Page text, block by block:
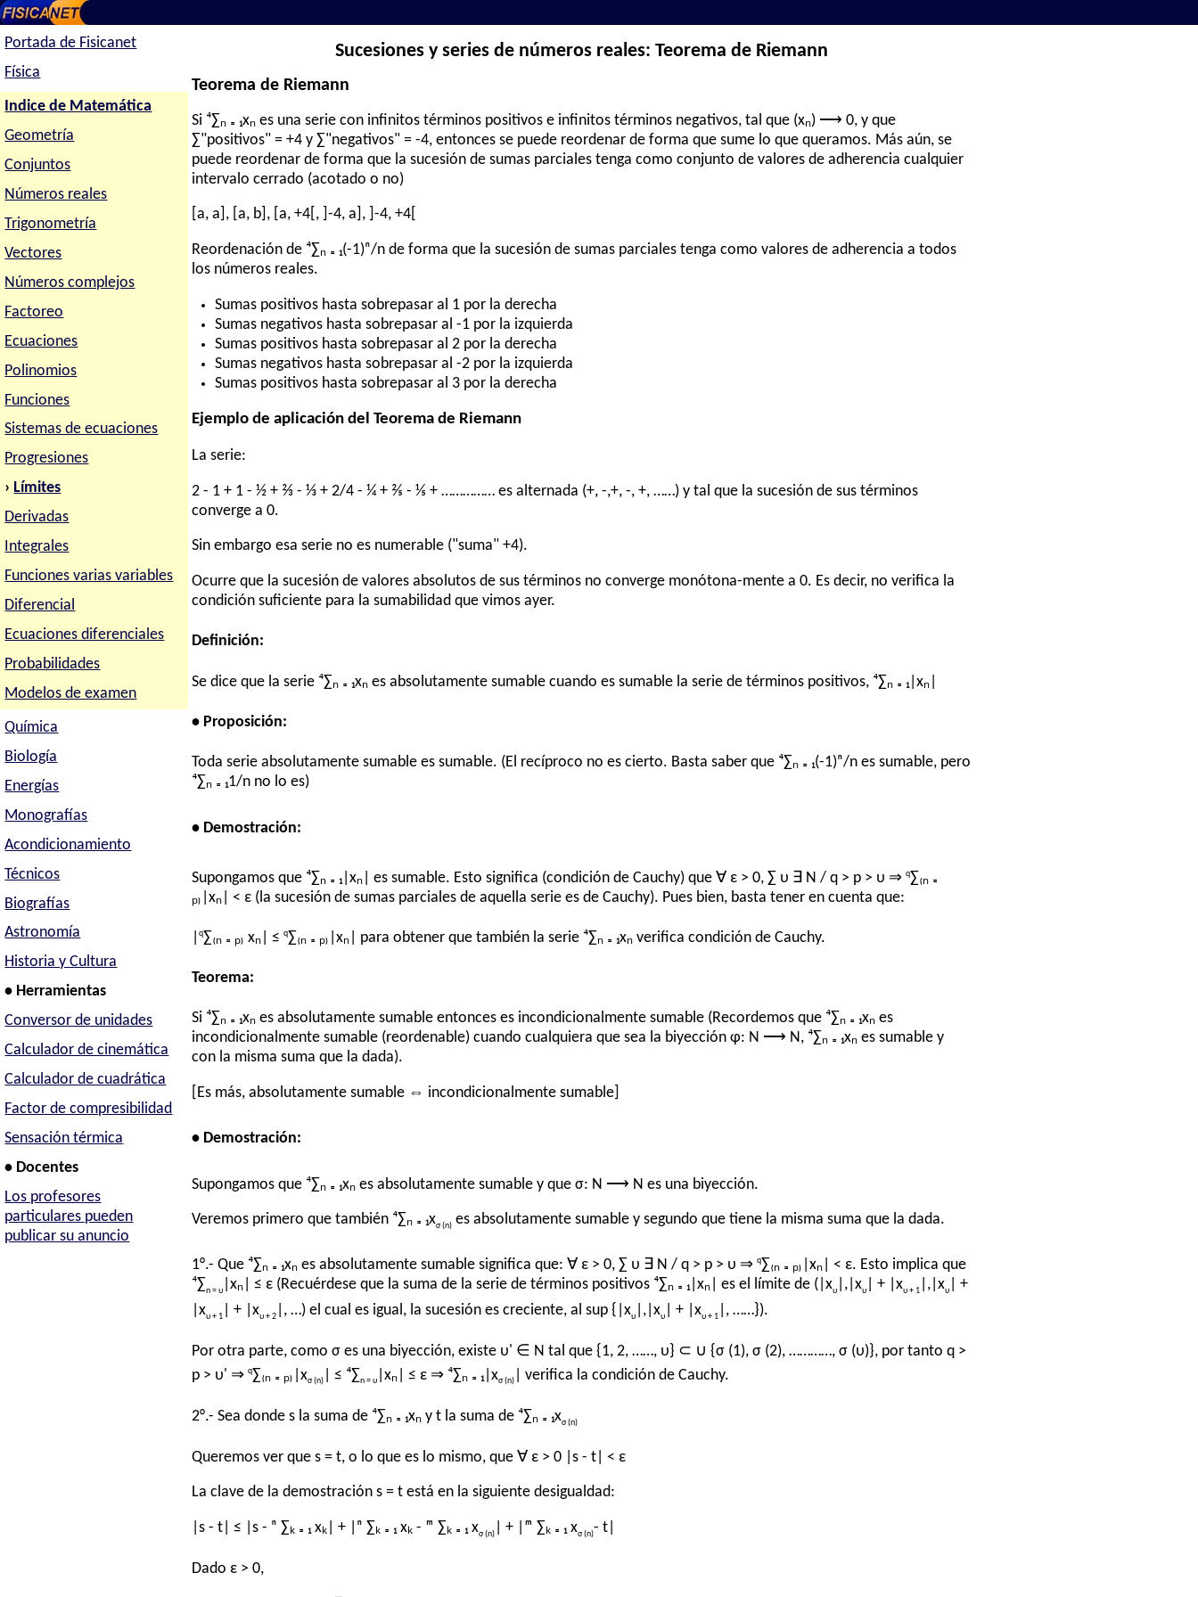
Portada de Fisicanet
Física
Indice de Matemática
Geometría
Conjuntos
Números reales
Trigonometría
Vectores
Números complejos
Factoreo
Ecuaciones
Polinomios
Funciones
Sistemas de ecuaciones
Progresiones
› Límites
Derivadas
Integrales
Funciones varias variables
Diferencial
Ecuaciones diferenciales
Probabilidades
Modelos de examen
Química
Biología
Energías
Monografías
Acondicionamiento
Técnicos
Biografías
Astronomía
Historia y Cultura
• Herramientas
Conversor de unidades
Calculador de cinemática
Calculador de cuadrática
Factor de compresibilidad
Sensación térmica
• Docentes
Los profesores
particulares pueden
publicar su anuncio
Sucesiones y series de números reales: Teorema de Riemann
Teorema de Riemann
Si ⁴∑ₙ ₌ ₁xₙ es una serie con infinitos términos positivos e infinitos términos negativos, tal que (xₙ) ⟶ 0, y que
∑"positivos" = +4 y ∑"negativos" = -4, entonces se puede reordenar de forma que sume lo que queramos. Más aún, se
puede reordenar de forma que la sucesión de sumas parciales tenga como conjunto de valores de adherencia cualquier
intervalo cerrado (acotado o no)
[a, a], [a, b], [a, +4[, ]-4, a], ]-4, +4[
Reordenación de ⁴∑ₙ ₌ ₁(-1)ⁿ/n de forma que la sucesión de sumas parciales tenga como valores de adherencia a todos
los números reales.
Sumas positivos hasta sobrepasar al 1 por la derecha
Sumas negativos hasta sobrepasar al -1 por la izquierda
Sumas positivos hasta sobrepasar al 2 por la derecha
Sumas negativos hasta sobrepasar al -2 por la izquierda
Sumas positivos hasta sobrepasar al 3 por la derecha
Ejemplo de aplicación del Teorema de Riemann
La serie:
2 - 1 + 1 - ½ + ⅔ - ⅓ + 2/4 - ¼ + ⅖ - ⅕ + …………… es alternada (+, -,+, -, +, ……) y tal que la sucesión de sus términos
converge a 0.
Sin embargo esa serie no es numerable ("suma" +4).
Ocurre que la sucesión de valores absolutos de sus términos no converge monótona-mente a 0. Es decir, no verifica la
condición suficiente para la sumabilidad que vimos ayer.
Definición:
Se dice que la serie ⁴∑ₙ ₌ ₁xₙ es absolutamente sumable cuando es sumable la serie de términos positivos, ⁴∑ₙ ₌ ₁|xₙ|
• Proposición:
Toda serie absolutamente sumable es sumable. (El recíproco no es cierto. Basta saber que ⁴∑ₙ ₌ ₁(-1)ⁿ/n es sumable, pero
⁴∑ₙ ₌ ₁1/n no lo es)
• Demostración:
Supongamos que ⁴∑ₙ ₌ ₁|xₙ| es sumable. Esto significa (condición de Cauchy) que ∀ ε > 0, ∑ υ ∃ N / q > p > υ ⇒q∑₍ₙ ₌
ₚ₎|xₙ| < ε (la sucesión de sumas parciales de aquella serie es de Cauchy). Pues bien, basta tener en cuenta que:
|q∑₍ₙ ₌ ₚ₎ xₙ| ≤q∑₍ₙ ₌ ₚ₎|xₙ| para obtener que también la serie ⁴∑ₙ ₌ ₁xₙ verifica condición de Cauchy.
Teorema:
Si ⁴∑ₙ ₌ ₁xₙ es absolutamente sumable entonces es incondicionalmente sumable (Recordemos que ⁴∑ₙ ₌ ₁xₙ es
incondicionalmente sumable (reordenable) cuando cualquiera que sea la biyección φ: N ⟶ N, ⁴∑ₙ ₌ ₁xₙ es sumable y
con la misma suma que la dada).
[Es más, absolutamente sumable ⇔ incondicionalmente sumable]
• Demostración:
Supongamos que ⁴∑ₙ ₌ ₁xₙ es absolutamente sumable y que σ: N ⟶ N es una biyección.
Veremos primero que también ⁴∑ₙ ₌ ₁xσ (n) es absolutamente sumable y segundo que tiene la misma suma que la dada.
1°.- Que ⁴∑ₙ ₌ ₁xₙ es absolutamente sumable significa que: ∀ ε > 0, ∑ υ ∃ N / q > p > υ ⇒q∑₍ₙ ₌ ₚ₎|xₙ| < ε. Esto implica que
⁴∑ n = υ |xₙ| ≤ ε (Recuérdese que la suma de la serie de términos positivos ⁴∑ₙ ₌ ₁|xₙ| es el límite de (|xυ |,|xυ | + |xυ + 1 |,|xυ
| +
|xυ + 1 | + |xυ + 2 |, …) el cual es igual, la sucesión es creciente, al sup {|xυ |,|xυ | + |xυ + 1 |, ……}).
Por otra parte, como σ es una biyección, existe υ' ∈ N tal que {1, 2, ……, υ} ⊂ ∪ {σ (1), σ (2), …………, σ (υ)}, por tanto q >
p > υ' ⇒q∑₍ₙ ₌ ₚ₎|xσ (n) | ≤ ⁴∑n = υ |xₙ| ≤ ε ⇒ ⁴∑ₙ ₌ ₁|xσ (n) | verifica la condición de Cauchy.
2°.- Sea donde s la suma de ⁴∑ₙ ₌ ₁xₙ y t la suma de ⁴∑ₙ ₌ ₁xσ (n)
Queremos ver que s = t, o lo que es lo mismo, que ∀ ε > 0 |s - t| < ε
La clave de la demostración s = t está en la siguiente desigualdad:
|s - t| ≤ |s - ⁿ ∑ₖ ₌ ₁ xₖ| + |ⁿ ∑ₖ ₌ ₁ xₖ - ᵐ ∑ₖ ₌ ₁ xσ (n) | + |ᵐ ∑ₖ ₌ ₁ xσ (n)- t|
Dado ε > 0,